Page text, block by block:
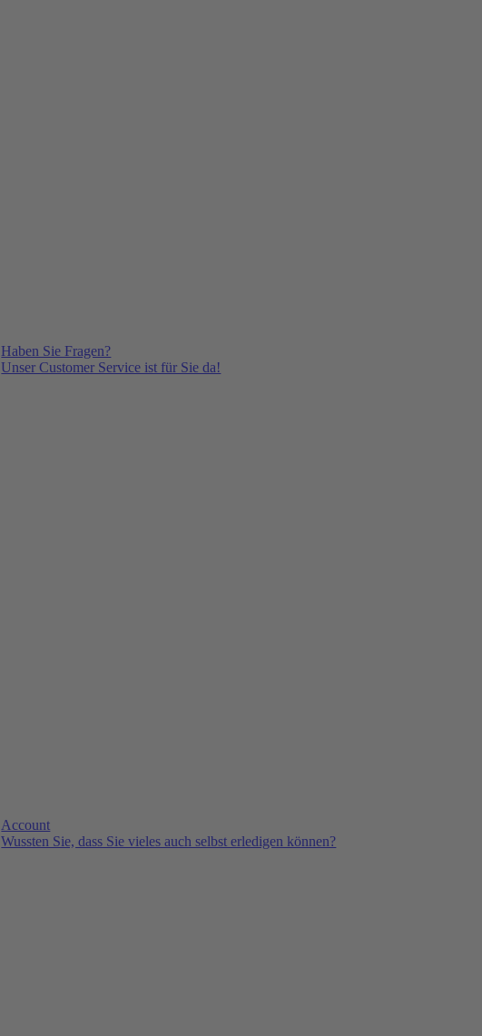
Haben Sie Fragen?
Unser Customer Service ist für Sie da!
Account
Wussten Sie, dass Sie vieles auch selbst erledigen können?